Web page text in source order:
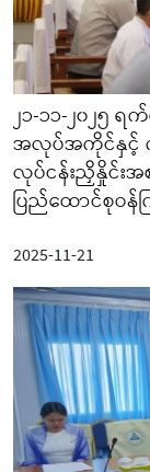
၂၁-၁၁-၂၀၂၅
အလုပ်အကိုင်နှင့် က
လုပ်ငန်းညှိနှိုင်းအ
ပြည်ထောင်စုဝ
2025-11-21